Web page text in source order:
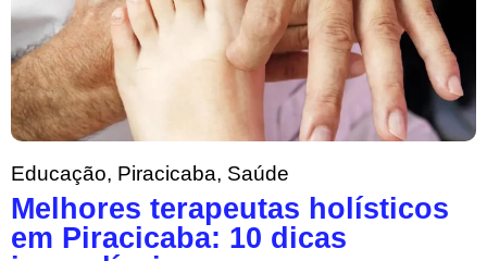
Educação, Piracicaba, Saúde
Melhores terapeutas holísticos
em Piracicaba: 10 dicas